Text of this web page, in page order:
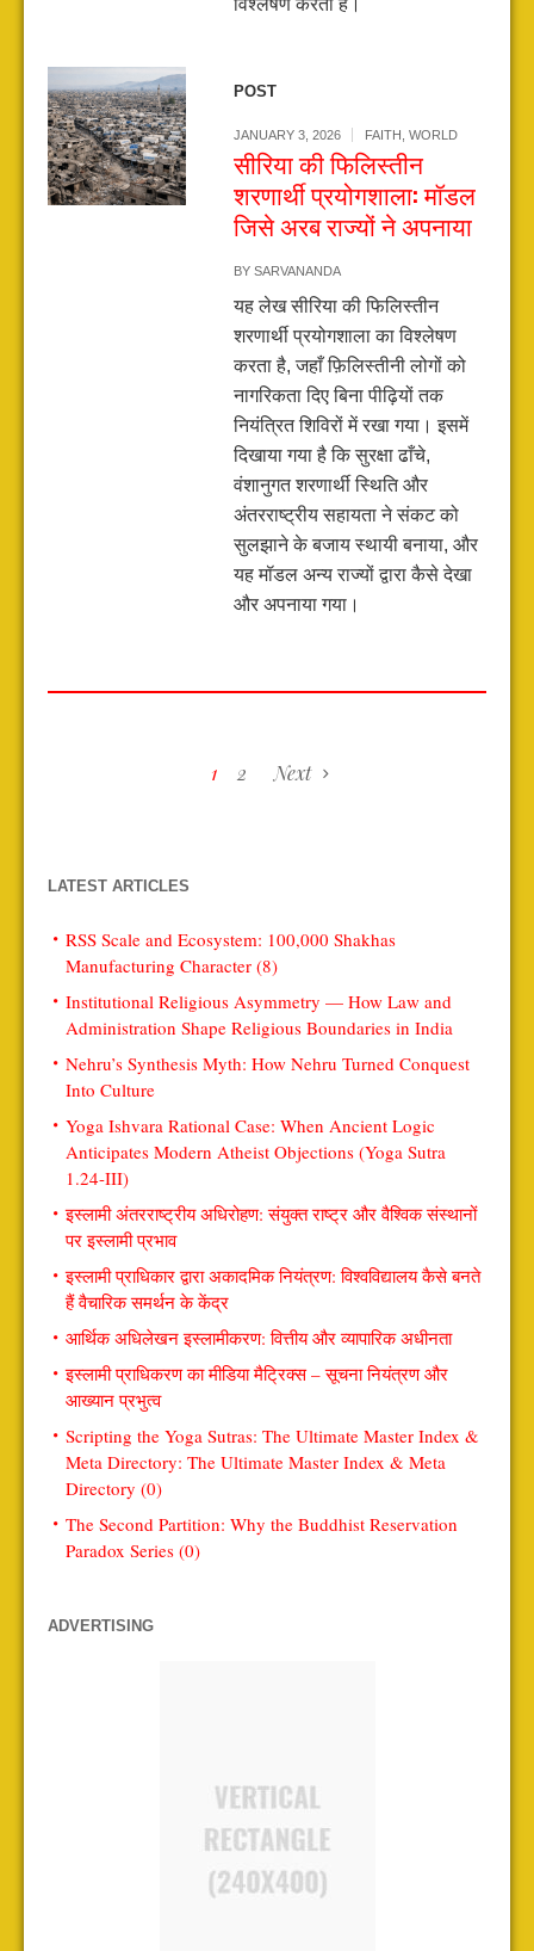
विश्लेषण करता है।
POST
JANUARY 3, 2026 FAITH WORLD
सीरिया की फिलिस्तीन
शरणार्थी प्रयोगशाला: मॉडल
जिसे अरब राज्यों ने अपनाया
BY SARVANANDA
यह लेख सीरिया की फिलिस्तीन
शरणार्थी प्रयोगशाला का विश्लेषण
करता है, जहाँ फ़िलिस्तीनी लोगों को
नागरिकता दिए बिना पीढ़ियों तक
नियंत्रित शिविरों में रखा गया। इसमें
दिखाया गया है कि सुरक्षा ढाँचे,
वंशानुगत शरणार्थी स्थिति और
अंतरराष्ट्रीय सहायता ने संकट को
सुलझाने के बजाय स्थायी बनाया, और
यह मॉडल अन्य राज्यों द्वारा कैसे देखा
और अपनाया गया।
1 2 Next
LATEST ARTICLES
RSS Scale and Ecosystem: 100,000 Shakhas
Manufacturing Character (8)
Institutional Religious Asymmetry — How Law and
Administration Shape Religious Boundaries in India
Nehru’s Synthesis Myth: How Nehru Turned Conquest
Into Culture
Yoga Ishvara Rational Case: When Ancient Logic
Anticipates Modern Atheist Objections (Yoga Sutra
1.24-III)
इस्लामी अंतरराष्ट्रीय अधिरोहण: संयुक्त राष्ट्र और वैश्विक संस्थानों
पर इस्लामी प्रभाव
इस्लामी प्राधिकार द्वारा अकादमिक नियंत्रण: विश्वविद्यालय कैसे बनते
हैं वैचारिक समर्थन के केंद्र
आर्थिक अधिलेखन इस्लामीकरण: वित्तीय और व्यापारिक अधीनता
इस्लामी प्राधिकरण का मीडिया मैट्रिक्स – सूचना नियंत्रण और
आख्यान प्रभुत्व
Scripting the Yoga Sutras: The Ultimate Master Index &
Meta Directory: The Ultimate Master Index & Meta
Directory (0)
The Second Partition: Why the Buddhist Reservation
Paradox Series (0)
ADVERTISING